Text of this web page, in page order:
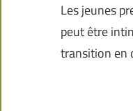
Les jeunes
peut être
transition en